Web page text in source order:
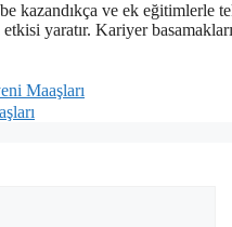
kazandıkça ve ek eğitimlerle
etkisi yaratır. Kariyer
Maaşları